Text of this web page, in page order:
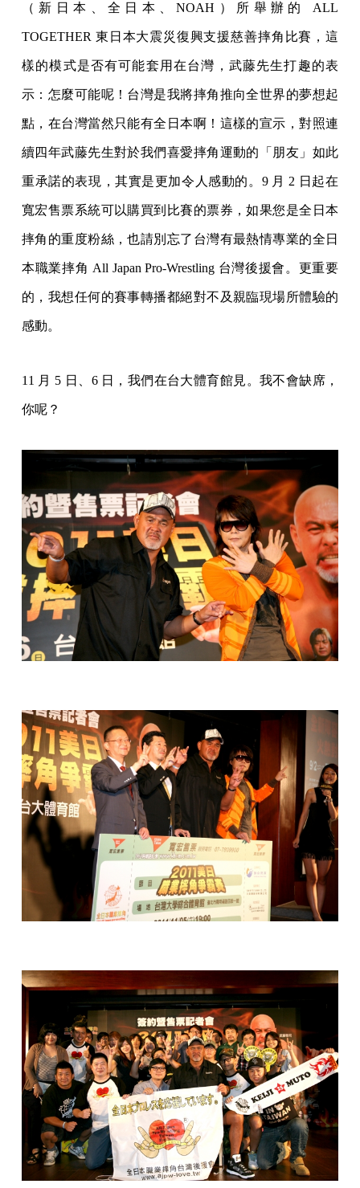
（新日本、全日本、NOAH）所舉辦的 ALL
TOGETHER 東日本大震災復興支援慈善摔角比賽，這
樣的模式是否有可能套用在台灣，武藤先生打趣的表
示：怎麼可能呢！台灣是我將摔角推向全世界的夢想起
點，在台灣當然只能有全日本啊！這樣的宣示，對照連
續四年武藤先生對於我們喜愛摔角運動的「朋友」如此
重承諾的表現，其實是更加令人感動的。 9 月 2 日起在
寬宏售票系統可以購買到比賽的票券，如果您是全日本
摔角的重度粉絲，也請別忘了台灣有最熱情專業的全日
本職業摔角 All Japan Pro-Wrestling 台灣後援會。更重要
的，我想任何的賽事轉播都絕對不及親臨現場所體驗的
感動。
11 月 5 日、6 日，我們在台大體育館見。我不會缺席，
你呢？